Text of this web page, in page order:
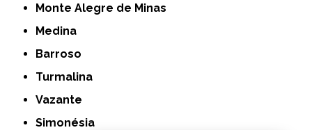
Monte Alegre de Minas
Medina
Barroso
Turmalina
Vazante
Simonésia